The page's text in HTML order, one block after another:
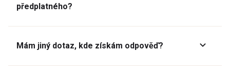
předplatného?
Mám jiný dotaz, kde získám odpověď?